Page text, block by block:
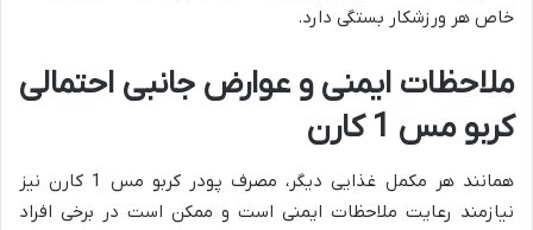
خاص هر ورزشکار بستگی دارد.
ملاحظات ایمنی و عوارض جانبی احتمالی
کربو مس 1 کارن
همانند هر مکمل غذایی دیگر، مصرف پودر کربو مس 1 کارن نیز
نیازمند رعایت ملاحظات ایمنی است و ممکن است در برخی افراد